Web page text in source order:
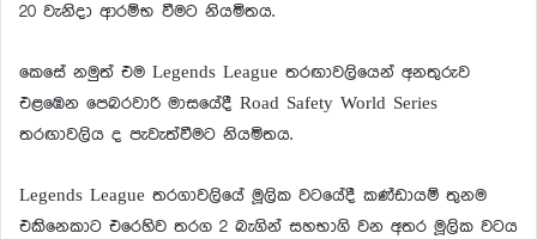
20 වැනිදා ආරම්භ වීමට නියමිතය.
කෙසේ නමුත් එම Legends League තරඟාවලියෙන් අනතුරුව
එළඹෙන පෙබරවාරි මාසයේදී Road Safety World Series
තරඟාවලිය ද පැවැත්වීමට නියමිතය.
Legends League තරගාවලියේ මූලික වටයේදී කණ්ඩායම් තුනම
එකිනෙකාට එරෙහිව තරග 2 බැගින් සහභාගි වන අතර මූලික වටය